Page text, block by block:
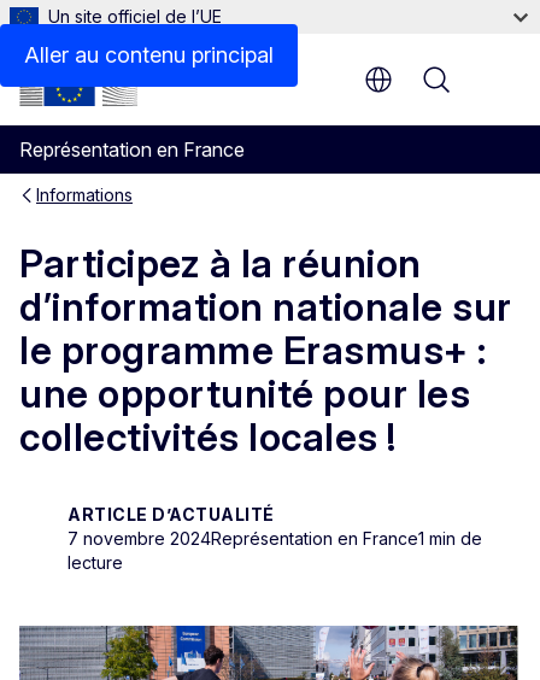
Aller au contenu principal
Un site officiel de l’UE
Représentation en France
Menu
Informations
Participez à la réunion
d’information nationale sur
le programme Erasmus+ :
une opportunité pour les
collectivités locales !
ARTICLE D’ACTUALITÉ
7 novembre 2024Représentation en France1 min de
lecture